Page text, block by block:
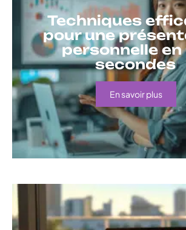
Techniques
pour une
personnelle
secondes
En savoir plus